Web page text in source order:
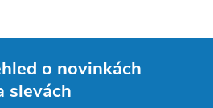
o novinkách
slevách